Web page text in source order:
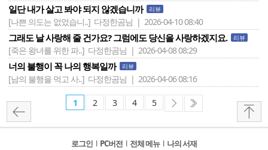
일단 내가 살고 봐야 되지 않겠습니까 리뷰
[나쁜 의도는 없었습니..] 다정한곰님 | 2026-04-10 08:40
그래도 날 사랑해 줄 건가요? 그럼에도 당신을 사랑하겠지요. 리뷰
[죽은 왕녀를 위한 파..] 다정한곰님 | 2026-04-08 08:29
너의 불행이 꼭 나의 행복일까 리뷰
[남의 불행을 먹고 사..] 다정한곰님 | 2026-04-06 08:16
1 2 3 4 5
로그인 l PC버전 l 전체 메뉴 l 나의 서재